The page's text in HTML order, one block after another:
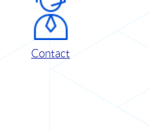
Contact